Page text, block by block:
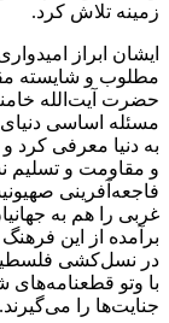
زمینه تلاش کرد.
ایشان ابراز
مطلوب و شایسته
حضرت آیت‌الله
مسئله اساسی دنیای
به دنیا معرفی کرد
و مقاومت و تسلیم
فاجعه‌آفرینی
غربی را هم به
برآمده از این
در نسل‌کشی
با وتو
جنایت‌ها را می‌گیرند.